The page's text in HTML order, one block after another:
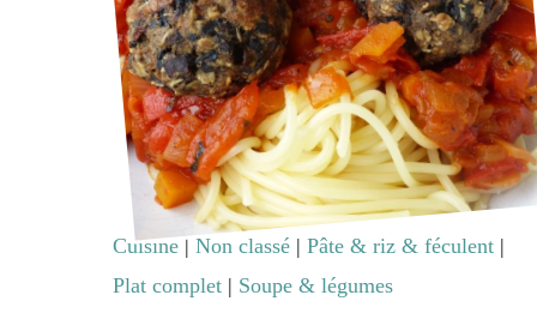
Cuisine | Non classé | Pâte & riz & féculent |
Plat complet | Soupe & légumes